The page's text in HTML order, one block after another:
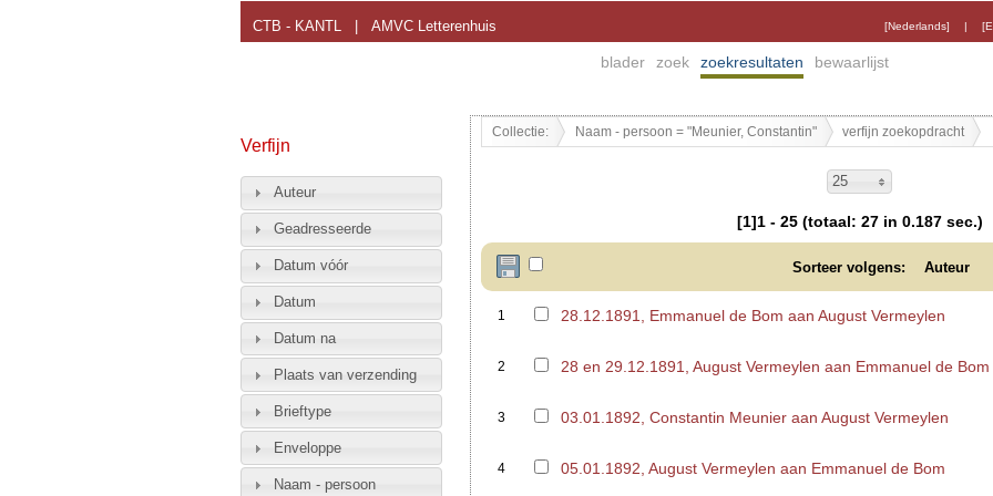
CTB - KANTL AMVC Letterenhuis |
[Nederlands]
blader zoek zoekresultaten bewaarlijst
Collectie: Naam - persoon = "Meunier, Constantin" verfijn zoekopdracht
25
[1]1 - 25 (totaal: 27 in 0.187 sec.)
Sorteer volgens: Auteur
1 28.12.1891, Emmanuel de Bom aan August Vermeylen
2 28 en 29.12.1891, August Vermeylen aan Emmanuel de Bom
3 03.01.1892, Constantin Meunier aan August Vermeylen
4 05.01.1892, August Vermeylen aan Emmanuel de Bom
Verfijn
Auteur
Geadresseerde
Datum vóór
Datum
Datum na
Plaats van verzending
Brieftype
Enveloppe
Naam - persoon